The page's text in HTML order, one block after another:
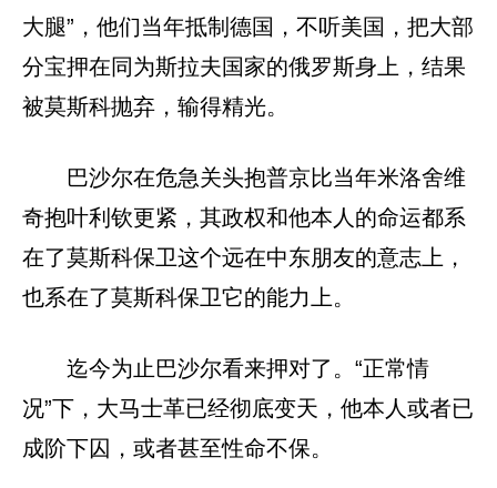
大腿”，他们当年抵制德国，不听美国，把大部
分宝押在同为斯拉夫国家的俄罗斯身上，结果
被莫斯科抛弃，输得精光。
巴沙尔在危急关头抱普京比当年米洛舍维
奇抱叶利钦更紧，其政权和他本人的命运都系
在了莫斯科保卫这个远在中东朋友的意志上，
也系在了莫斯科保卫它的能力上。
迄今为止巴沙尔看来押对了。“正常情
况”下，大马士革已经彻底变天，他本人或者已
成阶下囚，或者甚至性命不保。